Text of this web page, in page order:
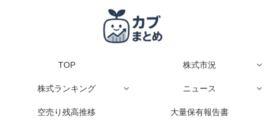
TOP 株式市況
株式ランキング ニュース
空売り残高推移 大量保有報告書